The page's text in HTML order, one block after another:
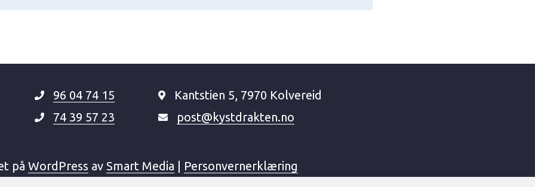
96 04 74 15
74 39 57 23
Kantstien 5, 7970 Kolvereid
post@kystdrakten.no
på WordPress av Smart Media Personvernerklæring